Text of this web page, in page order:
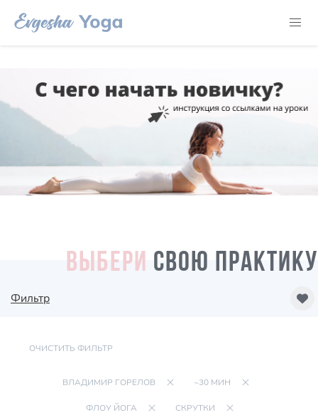
ВЫБЕРИ СВОЮ ПРАКТИКУ
Фильтр
ОЧИСТИТЬ ФИЛЬТР
ВЛАДИМИР ГОРЕЛОВ ~30 МИН
ФЛОУ ЙОГА СКРУТКИ